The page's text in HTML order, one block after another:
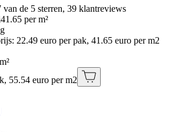
van de 5 sterren, 39 klantreviews
41.65 per m²
22.49 euro per pak, 41.65 euro per m2
55.54 euro per m2